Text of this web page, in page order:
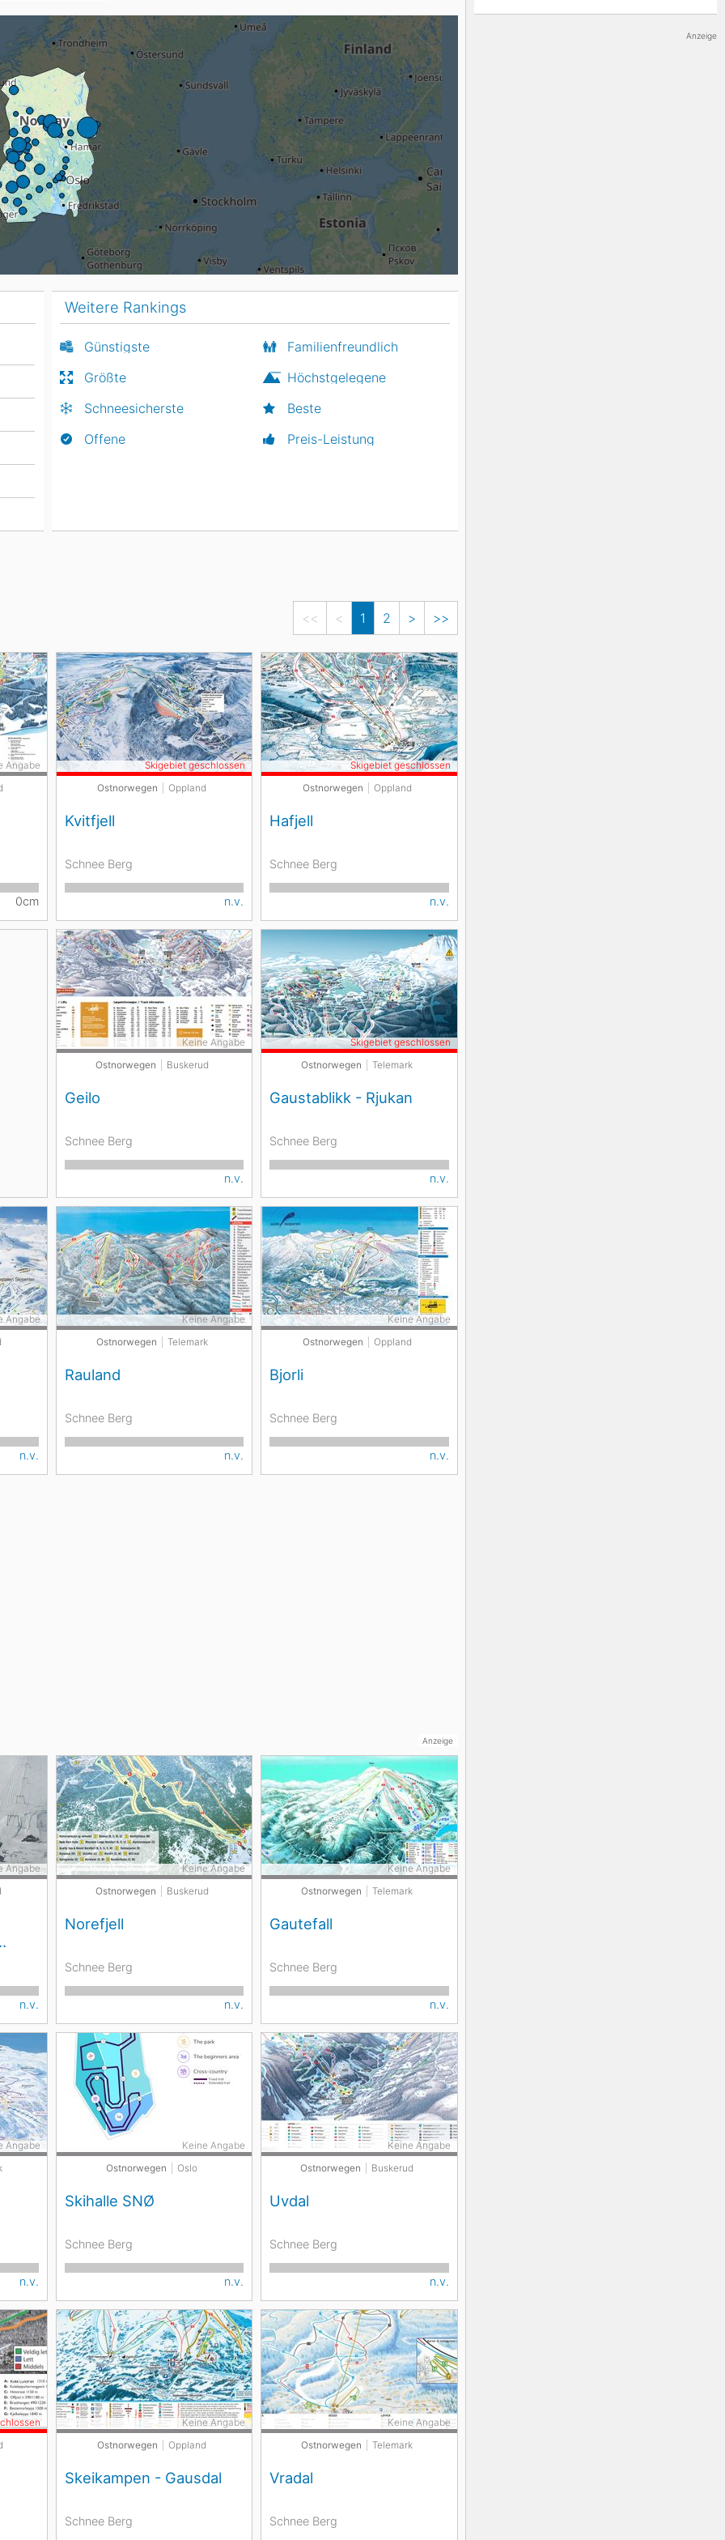
<< < 1 2 > >>
Angabe
0cm
Ostnorwegen Oppland
Kvitfjell
Skigebiet geschlossen
Schnee Berg
n.v.
Ostnorwegen Oppland
Hafjell
Skigebiet geschlossen
Schnee Berg
n.v.
Ostnorwegen Buskerud
Geilo
Keine Angabe
Schnee Berg
n.v.
Ostnorwegen Telemark
Gaustablikk - Rjukan
Skigebiet geschlossen
Schnee Berg
n.v.
Angabe
n.v.
Ostnorwegen Telemark
Rauland
Keine Angabe
Schnee Berg
n.v.
Ostnorwegen Oppland
Bjorli
Keine Angabe
Schnee Berg
n.v.
Anzeige
Angabe
n.v.
Ostnorwegen Buskerud
Norefjell
Keine Angabe
Schnee Berg
n.v.
Ostnorwegen Telemark
Gautefall
Keine Angabe
Schnee Berg
n.v.
Angabe
n.v.
Ostnorwegen Oslo
Skihalle SNØ
Keine Angabe
Schnee Berg
n.v.
Ostnorwegen Buskerud
Uvdal
Keine Angabe
Schnee Berg
n.v.
Ostnorwegen
Oppland
Skeikampen - Gausdal
Keine Angabe
Schnee Berg
Ostnorwegen Telemark
Vradal
Keine Angabe
Schnee Berg
Weitere Rankings
Günstigste
Familienfreundlich
Größte
Höchstgelegene
Schneesicherste
Beste
Offene
Preis-Leistung
Anzeige
Russland Georgien
Aserbaidschan Vereinigte Arabische Emirate
Head Dynastar Salomon K2
Stöckli Kästle Scott Black Diamond
Indigo
Ogso